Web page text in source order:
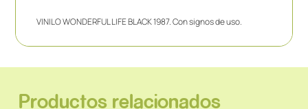
VINILO WONDERFUL LIFE BLACK 1987. Con signos de uso.
Productos relacionados